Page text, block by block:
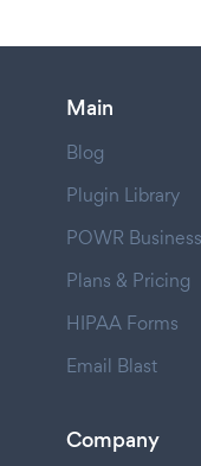
Main
Blog
Plugin Library
POWR Business
Plans & Pricing
HIPAA Forms
Email Blast
Company